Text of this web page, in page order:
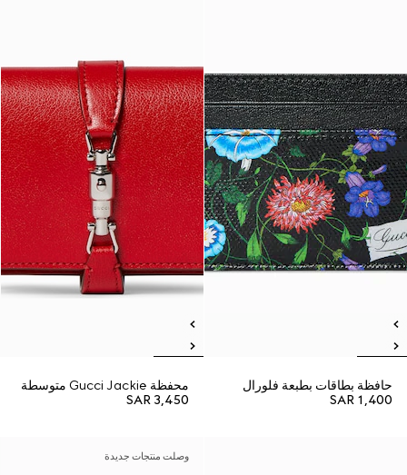
حافظة بطاقات بطبعة فلورال
SAR 1,400
محفظة Gucci Jackie متوسطة
SAR 3,450
وصلت منتجات جديدة